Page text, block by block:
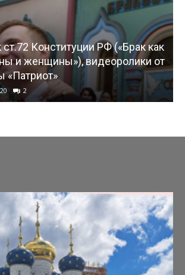
Конституции РФ («Брак как
и женщины»), видеоролики от
«Патриот»
2